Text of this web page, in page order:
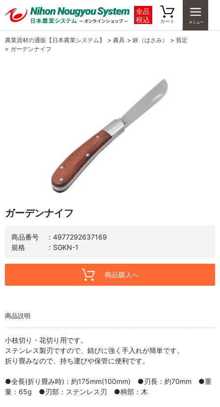
全品
税込
カート
農業資材の通販【日本農業システム】 > 農具 > 鋏（はさみ） > 剪定
> ガーデンナイフ
ガーデンナイフ
商品番号
4977292637169
規格
SGKN-1
商品購入へ
商品説明
小枝切り・花切り用です。
ステンレス製刃ですので、錆びに強く手入れが簡単です。
折り畳みなので、持ち運びや保管に便利です。
●全長(折り畳み時)：約175mm(100mm) ●刃長：約70mm ●重
量：65g ●刃部：ステンレス刃 ●柄部：木